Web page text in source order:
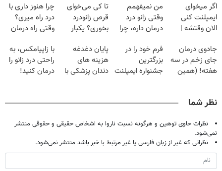
اگر میخوای
ایمپلنت کنی
الان وقتشه |
میلیون تومان!!!
من نمیفهمم
وقتی زانو درد
درمان داره، چرا
تحمل میکنی؟❗
تا کی می‌خوای
قرص زانودرد
بخوری؟ یکبار
کن
چرا هنوز داری با
درد راه میری؟
وقتی راه درمان
جادوی درمان
جای زخم در سه
هفته! (همین
فرم خود را در
بزرگترین
جشنواره ایمپلنت
پایان دغدغه
هزینه های
دندان پزشکی با
با زاپیامکس، به
راحتی درد زانو را
درمان کنید!
نظر شما
نظرات حاوی توهین و هرگونه نسبت ناروا به اشخاص حقیقی و حقوقی منتشر
نمی‌شود.
نظراتی که غیر از زبان فارسی یا غیر مرتبط با خبر باشد منتشر نمی‌شود.